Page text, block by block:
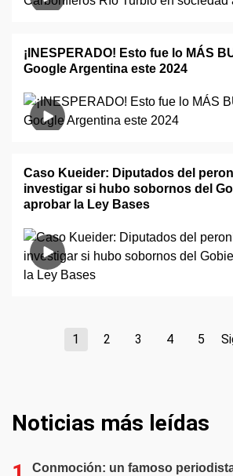
¡INESPERADO! Esto fue lo MÁS
Google Argentina este 2024
Caso Kueider: Diputados del
investigar si hubo sobornos del
aprobar la Ley Bases
1 2 3 4 5
Noticias más leídas
Conmoción: un famoso